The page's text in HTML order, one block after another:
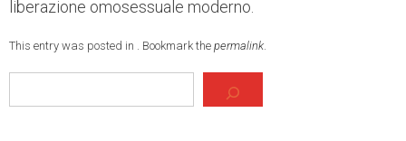
liberazione omosessuale moderno.
This entry was posted in . Bookmark the permalink.